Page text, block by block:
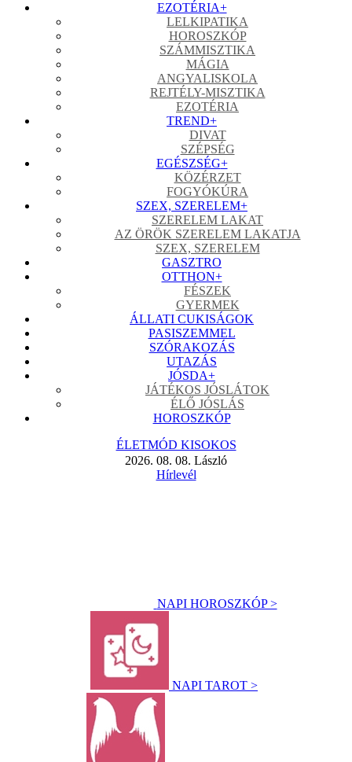
EZOTÉRIA+
LELKIPATIKA
HOROSZKÓP
SZÁMMISZTIKA
MÁGIA
ANGYALISKOLA
REJTÉLY-MISZTIKA
EZOTÉRIA
TREND+
DIVAT
SZÉPSÉG
EGÉSZSÉG+
KÖZÉRZET
FOGYÓKÚRA
SZEX, SZERELEM+
SZERELEM LAKAT
AZ ÖRÖK SZERELEM LAKATJA
SZEX, SZERELEM
GASZTRO
OTTHON+
FÉSZEK
GYERMEK
ÁLLATI CUKISÁGOK
PASISZEMMEL
SZÓRAKOZÁS
UTAZÁS
JÓSDA+
JÁTÉKOS JÓSLÁTOK
ÉLŐ JÓSLÁS
HOROSZKÓP
ÉLETMÓD KISOKOS
2026. 08. 08. László
Hírlevél
NAPI HOROSZKÓP >
NAPI TAROT >